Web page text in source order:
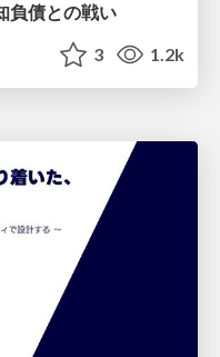
負債との戦い
3 1.2k